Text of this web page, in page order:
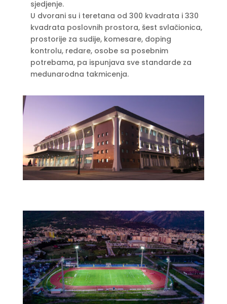
sjedjenje.
U dvorani su i teretana od 300 kvadrata i 330
kvadrata poslovnih prostora, šest svlačionica,
prostorije za sudije, komesare, doping
kontrolu, redare, osobe sa posebnim
potrebama, pa ispunjava sve standarde za
medunarodna takmicenja.